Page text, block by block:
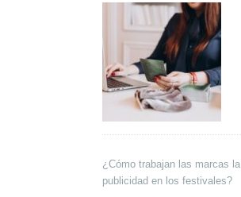
¿Cómo trabajan las marcas la
publicidad en los festivales?